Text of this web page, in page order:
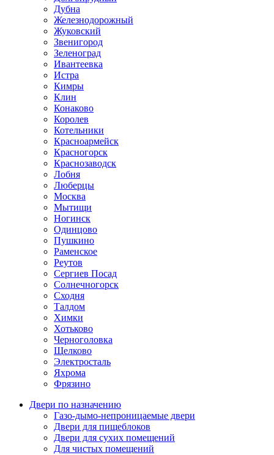
Дубна
Железнодорожный
Жуковский
Звенигород
Зеленоград
Ивантеевка
Истра
Кимры
Клин
Конаково
Королев
Котельники
Красноармейск
Красногорск
Краснозаводск
Лобня
Люберцы
Москва
Мытищи
Ногинск
Одинцово
Пушкино
Раменское
Реутов
Сергиев Посад
Солнечногорск
Сходня
Талдом
Химки
Хотьково
Черноголовка
Щелково
Электросталь
Яхрома
Фрязино
Двери по назначению
Газо-дымо-непроницаемые двери
Двери для пищеблоков
Двери для сухих помещений
Для чистых помещений